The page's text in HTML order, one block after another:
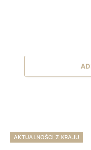
AKTUALNOŚCI Z KRAJU